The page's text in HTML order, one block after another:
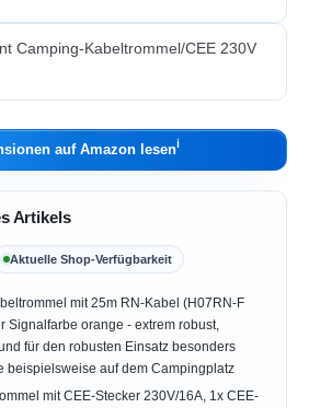
auf Amazon lesenℹ︎
Artikels
Aktuelle Shop-Verfügbarkeit
mit 25m RN-Kabel (H07RN-F
Signalfarbe orange - extrem robust,
für den robusten Einsatz besonders
beispielsweise auf dem Campingplatz
mit CEE-Stecker 230V/16A, 1x CEE-